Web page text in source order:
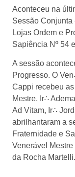
Aconteceu na
Sessão Conjunta
Lojas Ordem e
Sapiência Nº 54
A sessão
Progresso. O
Cappi recebeu
Mestre, Ir∴
Ad Vitam, Ir∴
abrilhantaram a
Fraternidade e
Venerável
da Rocha Martelli.